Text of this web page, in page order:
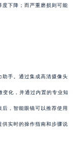
下降；而严重磨损则可能
手。通过集成高清摄像头
化，并通过内置的专业知
，智能眼镜可以推荐使用
实时的操作指南和步骤说